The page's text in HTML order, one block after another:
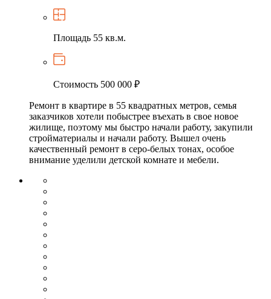
Площадь 55 кв.м.
Стоимость 500 000 ₽
Ремонт в квартире в 55 квадратных метров, семья
заказчиков хотели побыстрее въехать в свое новое
жилище, поэтому мы быстро начали работу, закупили
стройматериалы и начали работу. Вышел очень
качественный ремонт в серо-белых тонах, особое
внимание уделили детской комнате и мебели.